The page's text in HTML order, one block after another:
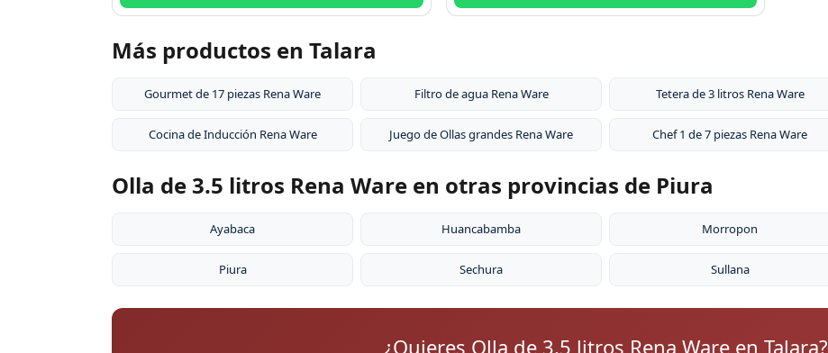
Más productos en Talara
Gourmet de 17 piezas Rena Ware Filtro de agua Rena Ware Tetera de 3 litros Rena Ware
Cocina de Inducción Rena Ware Juego de Ollas grandes Rena Ware Chef 1 de 7 piezas Rena Ware
Olla de 3.5 litros Rena Ware en otras provincias de Piura
Ayabaca Huancabamba Morropon
Piura Sechura Sullana
¿Quieres Olla de 3.5 litros Rena Ware en Talara?